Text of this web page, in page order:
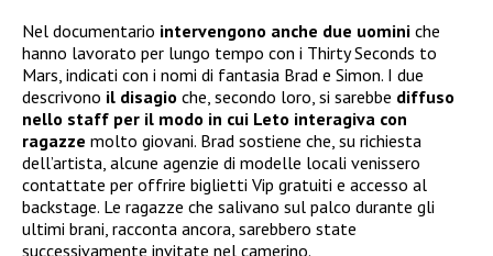
Nel documentario intervengono anche due uomini che
hanno lavorato per lungo tempo con i Thirty Seconds to
Mars, indicati con i nomi di fantasia Brad e Simon. I due
descrivono il disagio che, secondo loro, si sarebbe diffuso
nello staff per il modo in cui Leto interagiva con
ragazze molto giovani. Brad sostiene che, su richiesta
dell’artista, alcune agenzie di modelle locali venissero
contattate per offrire biglietti Vip gratuiti e accesso al
backstage. Le ragazze che salivano sul palco durante gli
ultimi brani, racconta ancora, sarebbero state
successivamente invitate nel camerino.